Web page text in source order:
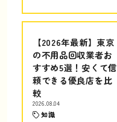
【2026年最新】東京
の不用品回収業者お
すすめ5選！安くて信
頼できる優良店を比
較
2026.08.04
知識